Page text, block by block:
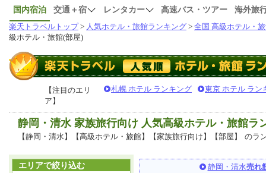
国内宿泊 交通＋宿 レンタカー 高速バス・ツアー
海外旅
楽天トラベルトップ> 人気ホテル・旅館ランキング > 全国 高級ホテル・
級ホテル・旅館(部屋)
【注目のエリ
ア】
札幌 ホテル ランキング 東京 ホテル ラン
静岡・清水 家族旅行向け 人気高級ホテル・旅館ラ
【静岡・清水】【高級ホテル・旅館】【家族旅行向け】【部屋】 のラ
静岡・清水売れ
エリアで絞り込む